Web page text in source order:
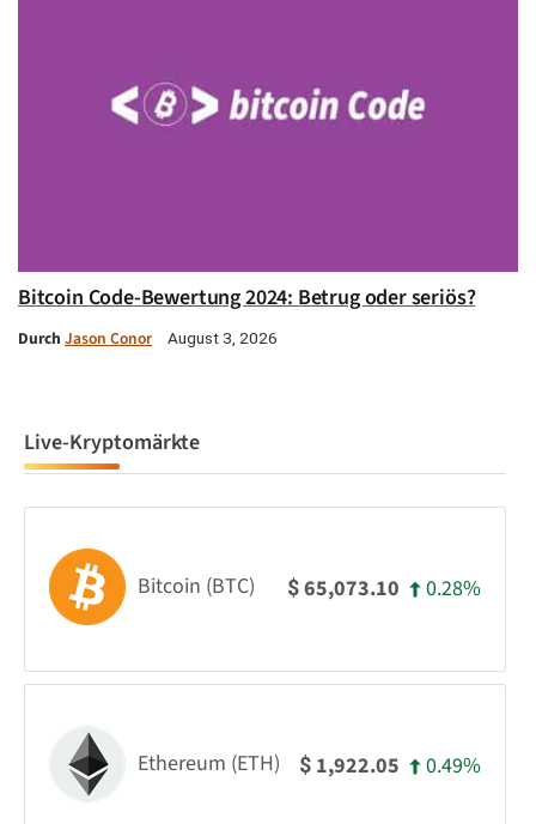
Bitcoin Code-Bewertung 2024: Betrug oder seriös?
Durch Jason Conor August 3, 2026
Live-Kryptomärkte
Bitcoin (BTC) $65,073.10 0.28%
Ethereum (ETH) $ 1,922.05 0.49%